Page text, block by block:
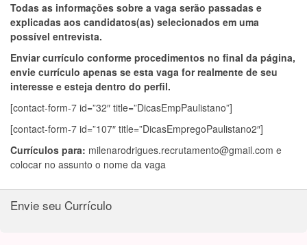
Todas as informações sobre a vaga serão passadas e
explicadas aos candidatos(as) selecionados em uma
possível entrevista.
Enviar currículo conforme procedimentos no final da página,
envie currículo apenas se esta vaga for realmente de seu
interesse e esteja dentro do perfil.
[contact-form-7 id=”32″ title=”DicasEmpPaulistano”]
[contact-form-7 id=”107″ title=”DicasEmpregoPaulistano2″]
Currículos para: milenarodrigues.recrutamento@gmail.com e
colocar no assunto o nome da vaga
Envie seu Currículo